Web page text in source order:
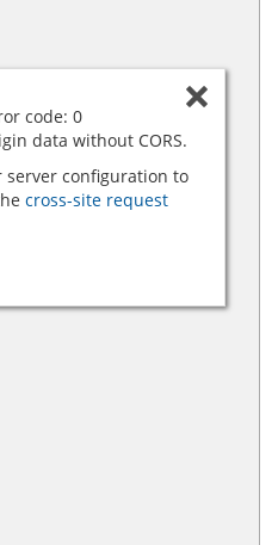
code: 0
data without CORS.
server configuration to
cross-site request